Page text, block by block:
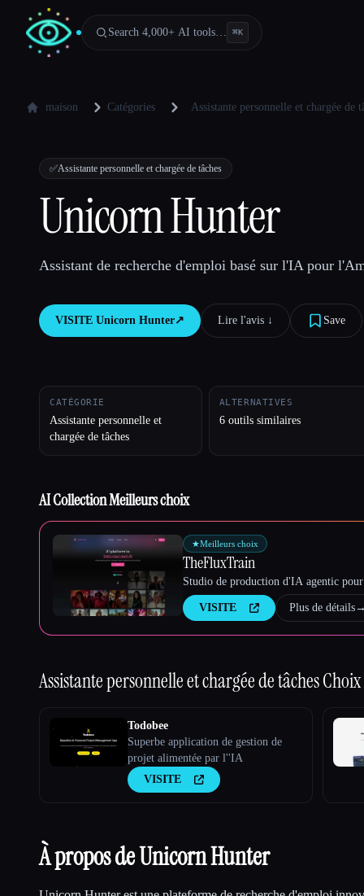
Search 4,000+ AI tools… ⌘K
maison Catégories Assistante personnelle et chargée de
✅Assistante personnelle et chargée de tâches
Unicorn Hunter
Assistant de recherche d'emploi basé sur l'IA pour
VISITE Unicorn Hunter↗︎ Lire l'avis ↓︎ Save
CATÉGORIE
Assistante personnelle et
chargée de tâches
ALTERNATIVES
6 outils similaires
AI Collection Meilleurs choix
★Meilleurs choix
TheFluxTrain
Studio de production d'IA agentic pour
VISITE Plus de détails→
Assistante personnelle et chargée de tâches
Todobee
Superbe application de gestion de
projet alimentée par l''IA
VISITE
À propos de Unicorn Hunter